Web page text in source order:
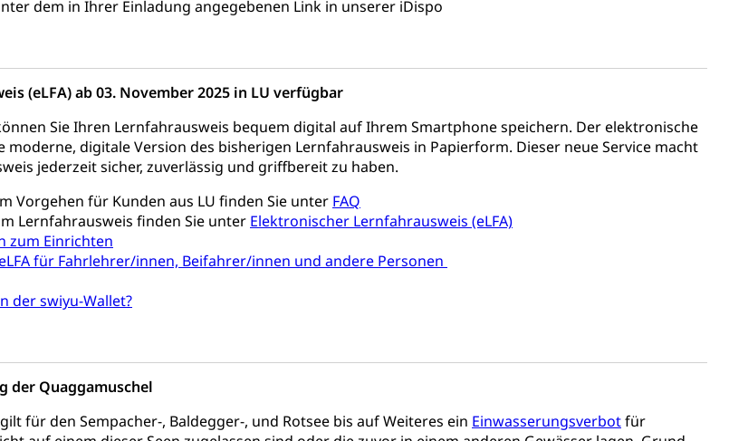
dem in Ihrer Einladung angegebenen Link in unserer iDispo
(eLFA) ab 03. November 2025 in LU verfügbar
Sie Ihren Lernfahrausweis bequem digital auf Ihrem Smartphone speichern. Der elektronische
moderne, digitale Version des bisherigen Lernfahrausweis in Papierform. Dieser neue Service macht
jederzeit sicher, zuverlässig und griffbereit zu haben.
Vorgehen für Kunden aus LU finden Sie unter FAQ
Lernfahrausweis finden Sie unter Elektronischer Lernfahrausweis (eLFA)
zum Einrichten
für Fahrlehrer/innen, Beifahrer/innen und andere Personen
der swiyu-Wallet?
der Quaggamuschel
für den Sempacher-, Baldegger-, und Rotsee bis auf Weiteres ein Einwasserungsverbotfür
KESB
Müllabfuhr
Gewässerschutz, Naturschutz, Umweltschutz
und Wald) Natur- und Lanschaftsschutz (GEO-Portal rawi)
Giftstoffe, Störfall
Luzern)
Energieverbrauch, Stromverbrauch, Energiequelle, Windenergie, Wasserkraft, Sonnenenergie,